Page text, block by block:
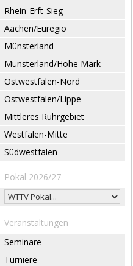
Rhein-Erft-Sieg
Aachen/Euregio
Münsterland
Münsterland/Hohe Mark
Ostwestfalen-Nord
Ostwestfalen/Lippe
Mittleres Ruhrgebiet
Westfalen-Mitte
Südwestfalen
Pokal 2026/27
Veranstaltungen
Seminare
Turniere